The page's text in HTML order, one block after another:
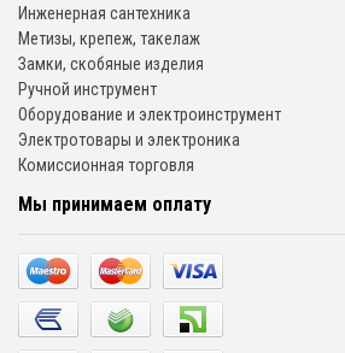
Инженерная сантехника
Метизы, крепеж, такелаж
Замки, скобяные изделия
Ручной инструмент
Оборудование и электроинструмент
Электротовары и электроника
Комиссионная торговля
Мы принимаем оплату